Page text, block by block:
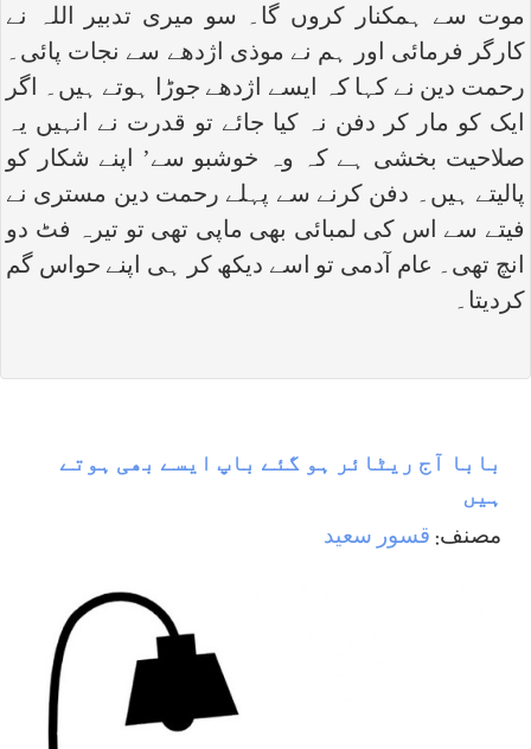
موت سے ہمکنار کروں گا۔ سو میری تدبیر اللہ نے
کارگر فرمائی اور ہم نے موذی اژدھے سے نجات پائی۔
رحمت دین نے کہا کہ ایسے اژدھے جوڑا ہوتے ہیں۔ اگر
ایک کو مار کر دفن نہ کیا جائے تو قدرت نے انہیں یہ
صلاحیت بخشی ہے کہ وہ خوشبو سے’ اپنے شکار کو
پالیتے ہیں۔ دفن کرنے سے پہلے رحمت دین مستری نے
فیتے سے اس کی لمبائی بھی ماپی تھی تو تیرہ فٹ دو
انچ تھی۔ عام آدمی تو اسے دیکھ کر ہی اپنے حواس گم
کردیتا۔
بابا آج ريٹائر ہو گئے باپ ایسے بھی ہوتے
ہیں
مصنف: قسور سعيد